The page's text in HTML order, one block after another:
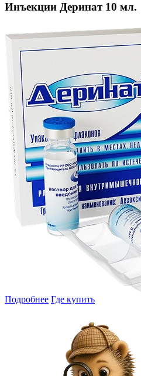
Инъекции Деринат 10 мл.
Подробнее Где купить